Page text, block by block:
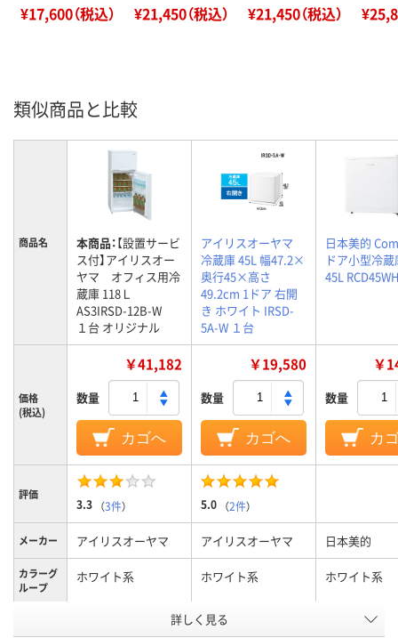
¥17,600（税込） ¥21,450（税込） ¥21,450（税込）
類似商品と比較
商品名 本商品：【設置サービ
ス付】アイリスオー
ヤマ オフィス用冷
蔵庫 118Ｌ
AS3IRSD-12B-W
１台 オリジナル
アイリスオーヤマ
冷蔵庫 45L 幅47.2×
奥行45×高さ
49.2cm 1ドア 右開
き ホワイト IRSD-
5A-W １台
日本美的
ドア小型冷
45L
価格
(税込)
￥41,182
数量
カゴへ
￥19,580
数量
カゴへ
￥
数量
カ
評価
3.3 （3件） 5.0 （2件）
メーカー アイリスオーヤマ アイリスオーヤマ 日本美的
カラーグ
ループ
ホワイト系 ホワイト系 ホワイト系
詳しく見る